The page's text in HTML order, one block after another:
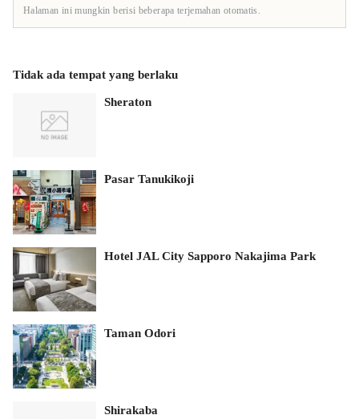
Halaman ini mungkin berisi beberapa terjemahan otomatis.
Tidak ada tempat yang berlaku
Sheraton
Pasar Tanukikoji
Hotel JAL City Sapporo Nakajima Park
Taman Odori
Shirakaba